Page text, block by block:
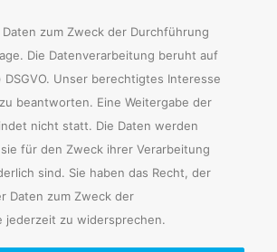
zum Zweck der Durchführung
Die Datenverarbeitung beruht auf
DSGVO. Unser berechtigtes Interesse
beantworten. Eine Weitergabe der
nicht statt. Die Daten werden
für den Zweck ihrer Verarbeitung
sind. Sie haben das Recht, der
Daten zum Zweck der
jederzeit zu widersprechen.